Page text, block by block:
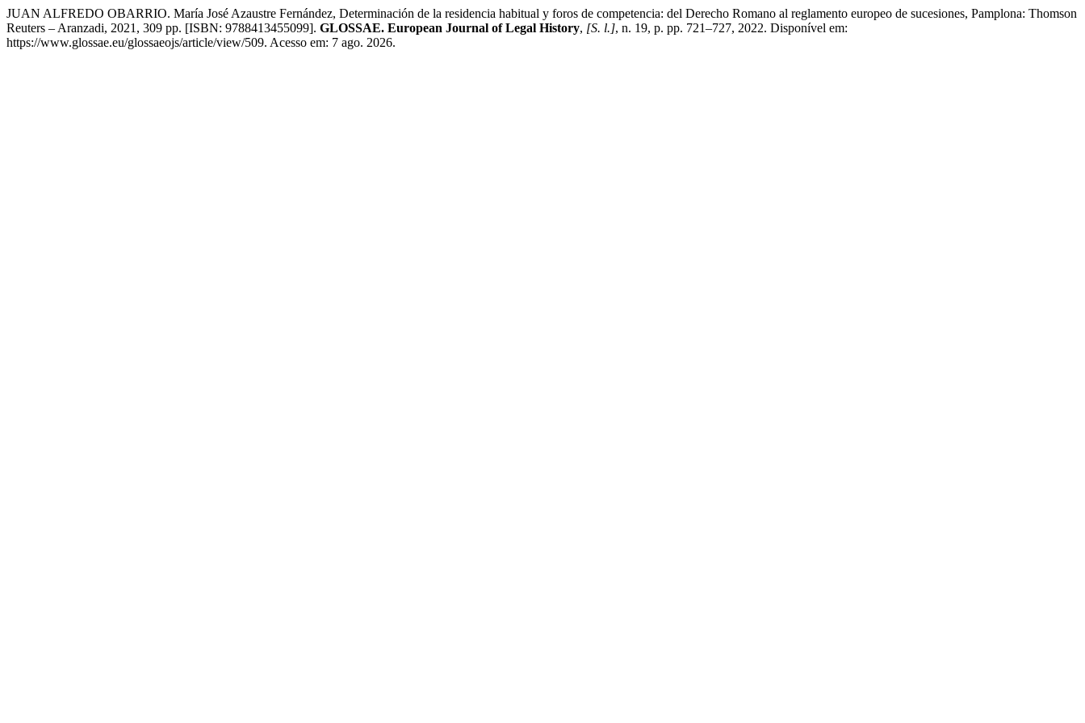
JUAN ALFREDO OBARRIO. María José Azaustre Fernández, Determinación de la residencia habitual y foros de competencia: del Derecho Romano al reglamento europeo de sucesiones, Pamplona: Thomson
Reuters – Aranzadi, 2021, 309 pp. [ISBN: 9788413455099]. GLOSSAE. European Journal of Legal History, [S. l.], n. 19, p. pp. 721–727, 2022. Disponível em:
https://www.glossae.eu/glossaeojs/article/view/509. Acesso em: 7 ago. 2026.